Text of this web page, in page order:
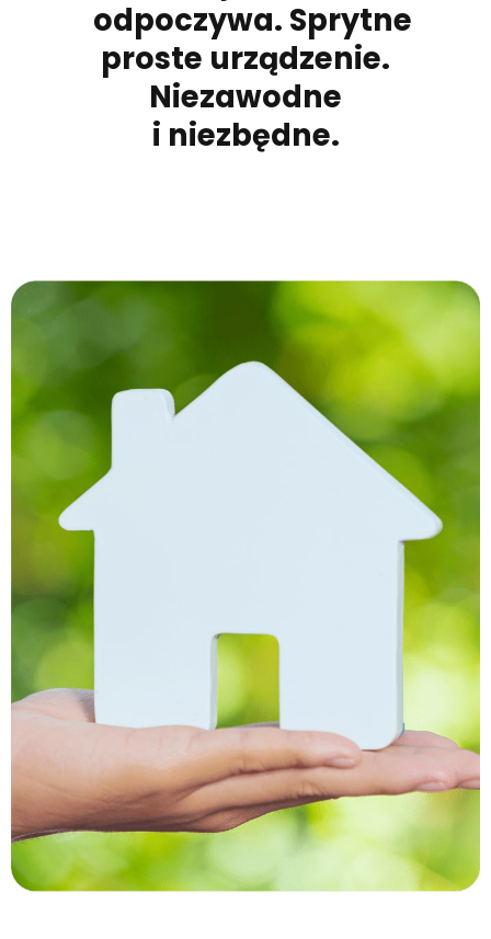
odpoczywa. Sprytne
proste urządzenie.
Niezawodne
i niezbędne.